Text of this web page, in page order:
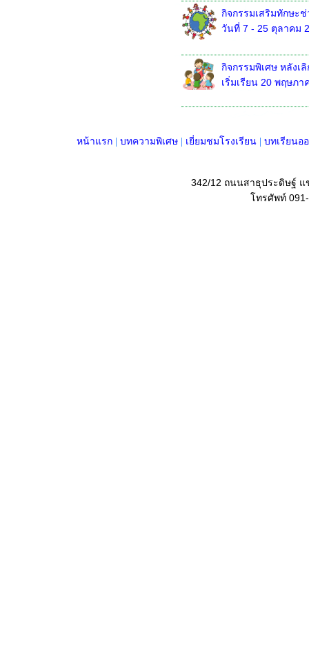
กิจกรรมเสริมทักษะ
วันที่ 7 - 25 ตุลาคม
กิจกรรมพิเศษ หลังเลิ
เริ่มเรียน 20 พฤษภ
หน้าแรก| บทความพิเศษ| เยี่ยมชมโรงเรียน| บทเรียนอ
342/12 ถนนสาธุประดิษฐ์ แ
โทรศัพท์